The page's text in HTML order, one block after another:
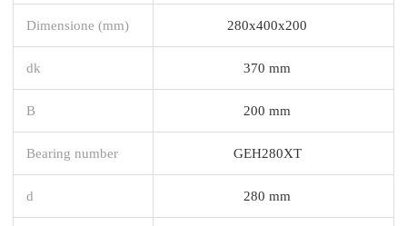
Dimensione (mm) 280x400x200
dk 370 mm
B 200 mm
Bearing number GEH280XT
d 280 mm